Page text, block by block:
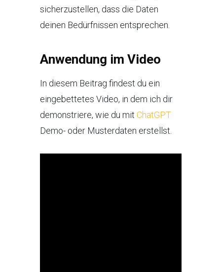
sicherzustellen, dass die Daten
deinen Bedürfnissen entsprechen.
Anwendung im Video
In diesem Beitrag findest du ein
eingebettetes Video, in dem ich dir
demonstriere, wie du mit ChatGPT
Demo- oder Musterdaten erstellst.